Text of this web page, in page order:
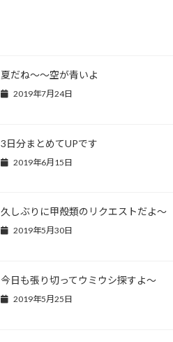
夏だね～～空が青いよ
2019年7月24日
3日分まとめてUPです
2019年6月15日
久しぶりに甲殻類のリクエストだよ～
2019年5月30日
今日も張り切ってウミウシ探すよ～
2019年5月25日